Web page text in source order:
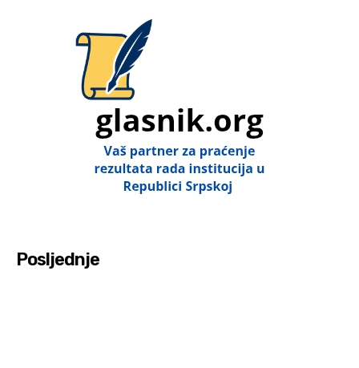
Posljednje